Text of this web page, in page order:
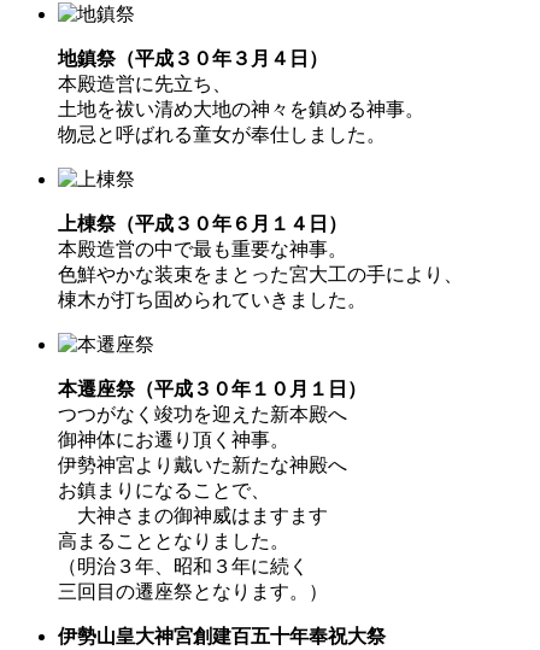
地鎮祭（平成３０年３月４日）
本殿造営に先立ち、
土地を祓い清め大地の神々を鎮める神事。
物忌と呼ばれる童女が奉仕しました。
上棟祭（平成３０年６月１４日）
本殿造営の中で最も重要な神事。
色鮮やかな装束をまとった宮大工の手により、
棟木が打ち固められていきました。
本遷座祭（平成３０年１０月１日）
つつがなく竣功を迎えた新本殿へ
御神体にお遷り頂く神事。
伊勢神宮より戴いた新たな神殿へ
お鎮まりになることで、
大神さまの御神威はますます
高まることとなりました。
（明治３年、昭和３年に続く
三回目の遷座祭となります。）
伊勢山皇大神宮創建百五十年奉祝大祭